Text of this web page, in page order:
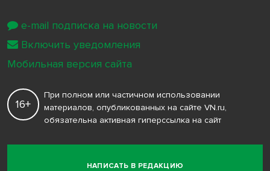
НАПИСАТЬ В РЕДАКЦИЮ
16+
При полном или частичном использовании
материалов, опубликованных на сайте VN.ru,
обязательна активная гиперссылка на сайт
e-mail подписка на новости
Включить уведомления
Мобильная версия сайта